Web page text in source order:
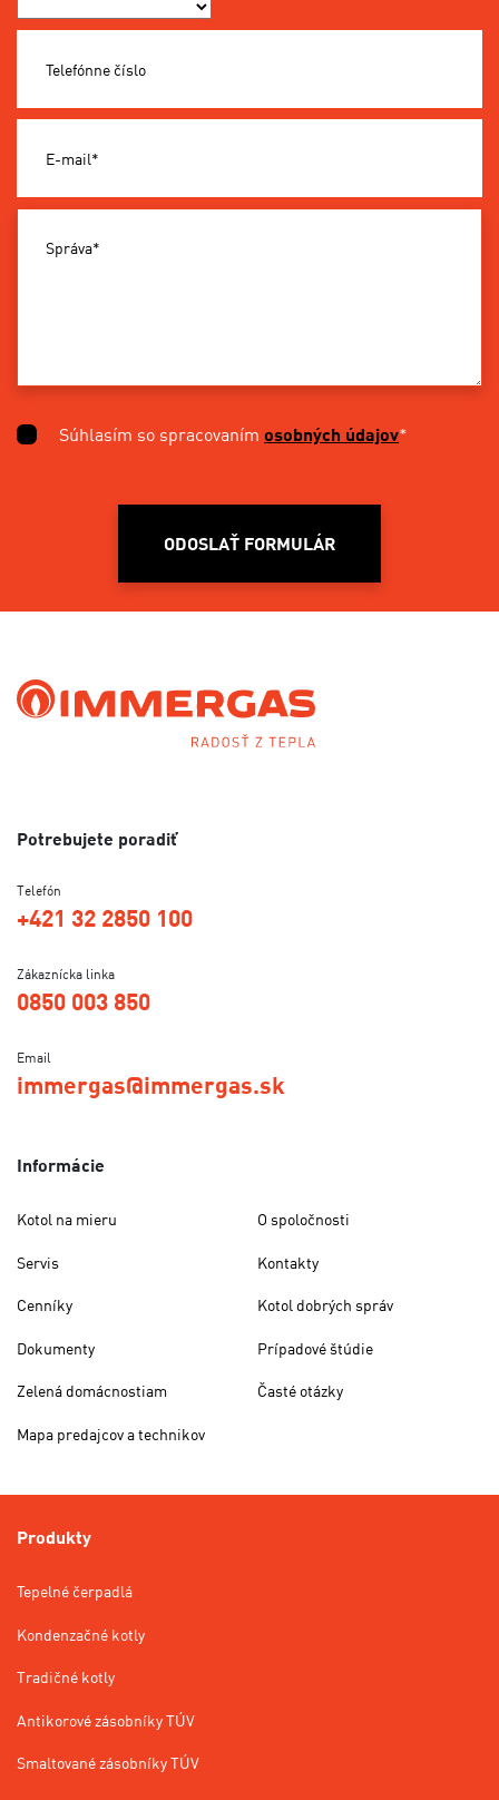
Okres*
Telefónne číslo
E-mail*
Správa*
Súhlasím so spracovaním osobných údajov*
ODOSLAŤ FORMULÁR
Potrebujete poradiť
Telefón
+421 32 2850 100
Zákaznícka linka
0850 003 850
Email
immergas@immergas.sk
Informácie
Kotol na mieru
Servis
Cenníky
Dokumenty
Zelená domácnostiam
Mapa predajcov a technikov
O spoločnosti
Kontakty
Kotol dobrých správ
Prípadové štúdie
Časté otázky
Produkty
Tepelné čerpadlá
Kondenzačné kotly
Tradičné kotly
Antikorové zásobníky TÚV
Smaltované zásobníky TÚV